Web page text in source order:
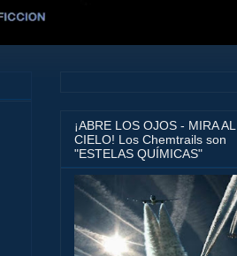
¡ABRE LOS OJOS - MIRA AL
CIELO! Los Chemtrails son
"ESTELAS QUÍMICAS"